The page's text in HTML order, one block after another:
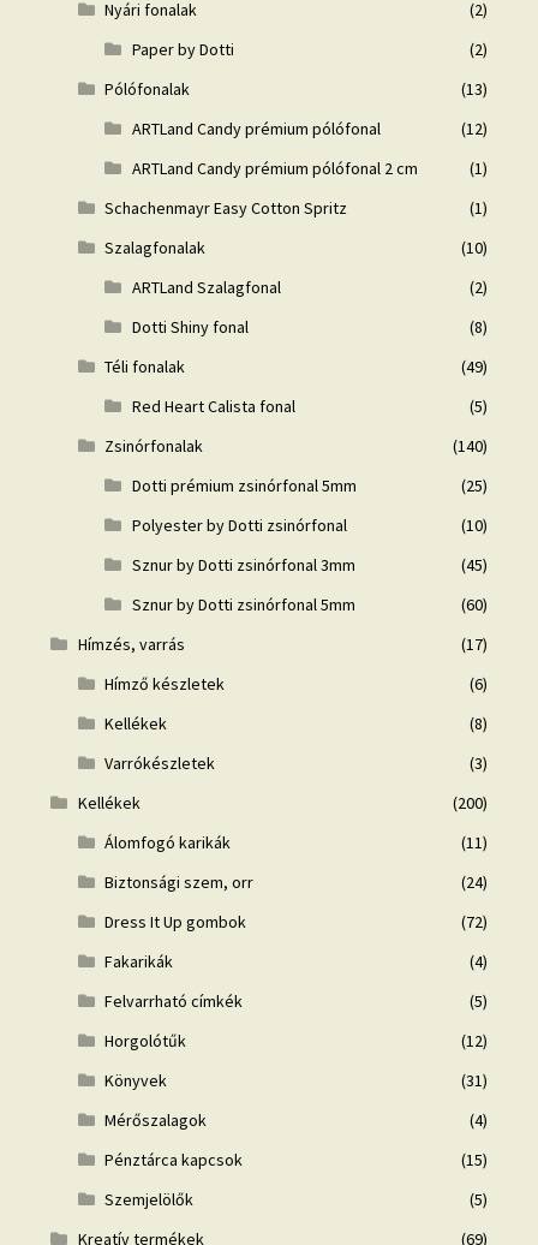
Nyári fonalak
(2)
Paper by Dotti
(2)
Pólófonalak
(13)
ARTLand Candy prémium pólófonal
(12)
ARTLand Candy prémium pólófonal 2 cm
(1)
Schachenmayr Easy Cotton Spritz
(1)
Szalagfonalak
(10)
ARTLand Szalagfonal
(2)
Dotti Shiny fonal
(8)
Téli fonalak
(49)
Red Heart Calista fonal
(5)
Zsinórfonalak
(140)
Dotti prémium zsinórfonal 5mm
(25)
Polyester by Dotti zsinórfonal
(10)
Sznur by Dotti zsinórfonal 3mm
(45)
Sznur by Dotti zsinórfonal 5mm
(60)
Hímzés, varrás
(17)
Hímző készletek
(6)
Kellékek
(8)
Varrókészletek
(3)
Kellékek
(200)
Álomfogó karikák
(11)
Biztonsági szem, orr
(24)
Dress It Up gombok
(72)
Fakarikák
(4)
Felvarrható címkék
(5)
Horgolótűk
(12)
Könyvek
(31)
Mérőszalagok
(4)
Pénztárca kapcsok
(15)
Szemjelölők
(5)
Kreatív termékek
(69)